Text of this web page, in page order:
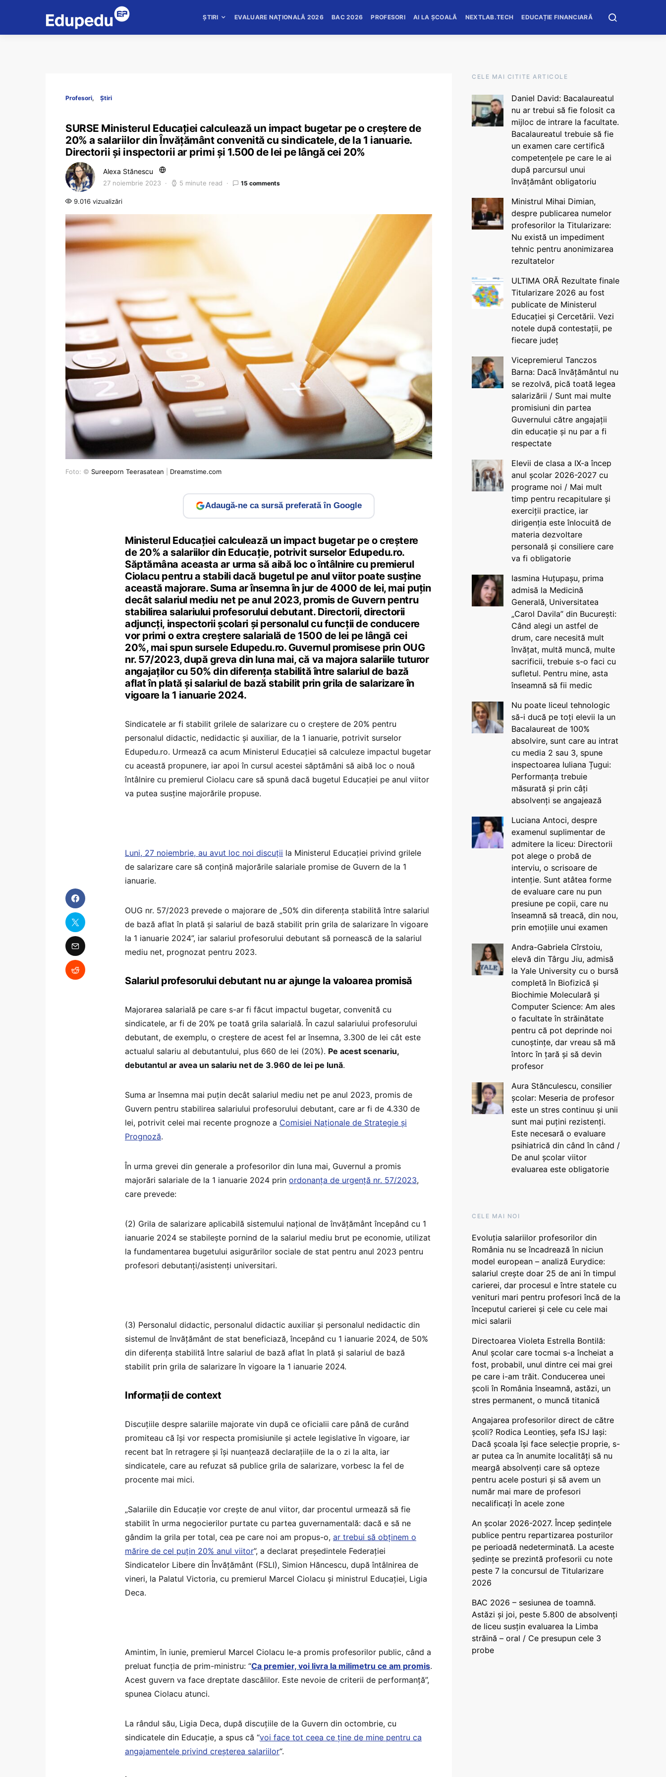
ȘTIRI EVALUARE NAȚIONALĂ 2026 BAC 2026 PROFESORI AI LA ȘCOALĂ NEXTLAB.TECH EDUCAȚIE FINANCIARĂ
Profesori Știri
SURSE Ministerul Educației calculează un impact bugetar pe o creștere de
20% a salariilor din Învățământ convenită cu sindicatele, de la 1 ianuarie.
Directorii și inspectorii ar primi și 1.500 de lei pe lângă cei 20%
Alexa Stănescu
27 noiembrie 2023 5 minute read 15 comments
9.016 vizualizări
Foto: © Sureeporn Teerasatean Dreamstime.com
Adaugă-ne ca sursă preferată în Google
Ministerul Educației calculează un impact bugetar pe o creștere
de 20% a salariilor din Educație, potrivit surselor Edupedu.ro.
Săptămâna aceasta ar urma să aibă loc o întâlnire cu premierul
Ciolacu pentru a stabili dacă bugetul pe anul viitor poate susține
această majorare. Suma ar însemna în jur de 4000 de lei, mai puțin
decât salariul mediu net pe anul 2023, promis de Guvern pentru
stabilirea salariului profesorului debutant. Directorii, directorii
adjuncți, inspectorii școlari și personalul cu funcții de conducere
vor primi o extra creștere salarială de 1500 de lei pe lângă cei
20%, mai spun sursele Edupedu.ro. Guvernul promisese prin OUG
nr. 57/2023, după greva din luna mai, că va majora salariile tuturor
angajaților cu 50% din diferența stabilită între salariul de bază
aflat în plată și salariul de bază stabilit prin grila de salarizare în
vigoare la 1 ianuarie 2024.
Sindicatele ar fi stabilit grilele de salarizare cu o creștere de 20% pentru
personalul didactic, nedidactic și auxiliar, de la 1 ianuarie, potrivit surselor
Edupedu.ro. Urmează ca acum Ministerul Educației să calculeze impactul bugetar
cu această propunere, iar apoi în cursul acestei săptămâni să aibă loc o nouă
întâlnire cu premierul Ciolacu care să spună dacă bugetul Educației pe anul viitor
va putea susține majorările propuse.
Luni, 27 noiembrie, au avut loc noi discuții la Ministerul Educației privind grilele
de salarizare care să conțină majorările salariale promise de Guvern de la 1
ianuarie.
OUG nr. 57/2023 prevede o majorare de „50% din diferența stabilită între salariul
de bază aflat în plată și salariul de bază stabilit prin grila de salarizare în vigoare
la 1 ianuarie 2024”, iar salariul profesorului debutant să pornească de la salariul
mediu net, prognozat pentru 2023.
Salariul profesorului debutant nu ar ajunge la valoarea promisă
Majorarea salarială pe care s-ar fi făcut impactul bugetar, convenită cu
sindicatele, ar fi de 20% pe toată grila salarială. În cazul salariului profesorului
debutant, de exemplu, o creștere de acest fel ar însemna, 3.300 de lei cât este
actualul salariu al debutantului, plus 660 de lei (20%). Pe acest scenariu,
debutantul ar avea un salariu net de 3.960 de lei pe lună.
Suma ar însemna mai puțin decât salariul mediu net pe anul 2023, promis de
Guvern pentru stabilirea salariului profesorului debutant, care ar fi de 4.330 de
lei, potrivit celei mai recente prognoze a Comisiei Naționale de Strategie și
Prognoză.
În urma grevei din generale a profesorilor din luna mai, Guvernul a promis
majorări salariale de la 1 ianuarie 2024 prin ordonanța de urgență nr. 57/2023,
care prevede:
(2) Grila de salarizare aplicabilă sistemului național de învățământ începând cu 1
ianuarie 2024 se stabilește pornind de la salariul mediu brut pe economie, utilizat
la fundamentarea bugetului asigurărilor sociale de stat pentru anul 2023 pentru
profesori debutanți/asistenți universitari.
(3) Personalul didactic, personalul didactic auxiliar și personalul nedidactic din
sistemul de învățământ de stat beneficiază, începând cu 1 ianuarie 2024, de 50%
din diferența stabilită între salariul de bază aflat în plată și salariul de bază
stabilit prin grila de salarizare în vigoare la 1 ianuarie 2024.
Informații de context
Discuțiile despre salariile majorate vin după ce oficialii care până de curând
promiteau că își vor respecta promisiunile și actele legislative în vigoare, iar
recent bat în retragere și își nuanțează declarațiile de la o zi la alta, iar
sindicatele, care au refuzat să publice grila de salarizare, vorbesc la fel de
procente mai mici.
„Salariile din Educaţie vor creşte de anul viitor, dar procentul urmează să fie
stabilit în urma negocierilor purtate cu partea guvernamentală: dacă e să ne
gândim la grila per total, cea pe care noi am propus-o, ar trebui să obţinem o
mărire de cel puţin 20% anul viitor”, a declarat preşedintele Federaţiei
Sindicatelor Libere din Învăţământ (FSLI), Simion Hăncescu, după întâlnirea de
vineri, la Palatul Victoria, cu premierul Marcel Ciolacu şi ministrul Educaţiei, Ligia
Deca.
Amintim, în iunie, premierul Marcel Ciolacu le-a promis profesorilor public, când a
preluat funcția de prim-ministru: “Ca premier, voi livra la milimetru ce am promis.
Acest guvern va face dreptate dascălilor. Este nevoie de criterii de performanță”,
spunea Ciolacu atunci.
La rândul său, Ligia Deca, după discuțiile de la Guvern din octombrie, cu
sindicatele din Educație, a spus că “voi face tot ceea ce ține de mine pentru ca
angajamentele privind creșterea salariilor“.
CELE MAI CITITE ARTICOLE
Daniel David: Bacalaureatul
nu ar trebui să fie folosit ca
mijloc de intrare la facultate.
Bacalaureatul trebuie să fie
un examen care certifică
competențele pe care le ai
după parcursul unui
învățământ obligatoriu
Ministrul Mihai Dimian,
despre publicarea numelor
profesorilor la Titularizare:
Nu există un impediment
tehnic pentru anonimizarea
rezultatelor
ULTIMA ORĂ Rezultate finale
Titularizare 2026 au fost
publicate de Ministerul
Educației și Cercetării. Vezi
notele după contestații, pe
fiecare județ
Vicepremierul Tanczos
Barna: Dacă învățământul nu
se rezolvă, pică toată legea
salarizării / Sunt mai multe
promisiuni din partea
Guvernului către angajații
din educație și nu par a fi
respectate
Elevii de clasa a IX-a încep
anul școlar 2026-2027 cu
programe noi / Mai mult
timp pentru recapitulare și
exerciții practice, iar
dirigenția este înlocuită de
materia dezvoltare
personală și consiliere care
va fi obligatorie
Iasmina Huțupașu, prima
admisă la Medicină
Generală, Universitatea
„Carol Davila” din București:
Când alegi un astfel de
drum, care necesită mult
învățat, multă muncă, multe
sacrificii, trebuie s-o faci cu
sufletul. Pentru mine, asta
înseamnă să fii medic
Nu poate liceul tehnologic
să-i ducă pe toți elevii la un
Bacalaureat de 100%
absolvire, sunt care au intrat
cu media 2 sau 3, spune
inspectoarea Iuliana Țugui:
Performanța trebuie
măsurată și prin câți
absolvenți se angajează
Luciana Antoci, despre
examenul suplimentar de
admitere la liceu: Directorii
pot alege o probă de
interviu, o scrisoare de
intenție. Sunt atâtea forme
de evaluare care nu pun
presiune pe copii, care nu
înseamnă să treacă, din nou,
prin emoțiile unui examen
Andra-Gabriela Cîrstoiu,
elevă din Târgu Jiu, admisă
la Yale University cu o bursă
completă în Biofizică și
Biochimie Moleculară și
Computer Science: Am ales
o facultate în străinătate
pentru că pot deprinde noi
cunoștințe, dar vreau să mă
întorc în țară și să devin
profesor
Aura Stănculescu, consilier
școlar: Meseria de profesor
este un stres continuu și unii
sunt mai puțini rezistenți.
Este necesară o evaluare
psihiatrică din când în când /
De anul școlar viitor
evaluarea este obligatorie
CELE MAI NOI
Evoluția salariilor profesorilor din
România nu se încadrează în niciun
model european – analiză Eurydice:
salariul crește doar 25 de ani în timpul
carierei, dar procesul e între statele cu
venituri mari pentru profesori încă de la
începutul carierei și cele cu cele mai
mici salarii
Directoarea Violeta Estrella Bontilă:
Anul școlar care tocmai s-a încheiat a
fost, probabil, unul dintre cei mai grei
pe care i-am trăit. Conducerea unei
școli în România înseamnă, astăzi, un
stres permanent, o muncă titanică
Angajarea profesorilor direct de către
școli? Rodica Leontieș, șefa ISJ Iași:
Dacă școala își face selecție proprie, s-
ar putea ca în anumite localități să nu
meargă absolvenți care să opteze
pentru acele posturi și să avem un
număr mai mare de profesori
necalificați în acele zone
An școlar 2026-2027. Încep ședințele
publice pentru repartizarea posturilor
pe perioadă nedeterminată. La aceste
ședințe se prezintă profesorii cu note
peste 7 la concursul de Titularizare
2026
BAC 2026 – sesiunea de toamnă.
Astăzi și joi, peste 5.800 de absolvenți
de liceu susțin evaluarea la Limba
străină – oral / Ce presupun cele 3
probe